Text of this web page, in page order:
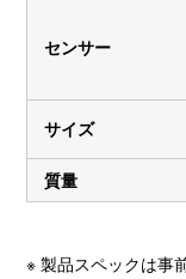
センサー
サイズ
質量
※ 製品スペックは事